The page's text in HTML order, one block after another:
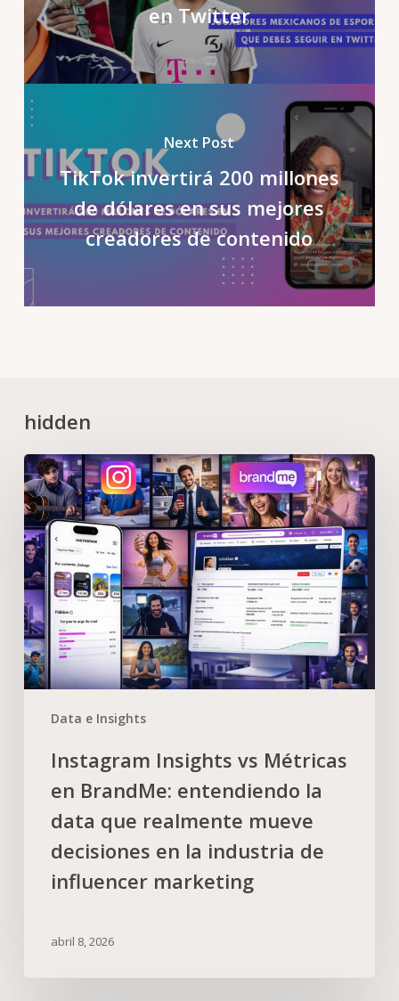
en Twitter
Next Post
TikTok invertirá 200 millones
de dólares en sus mejores
creadores de contenido
hidden
Data e Insights
Instagram Insights vs Métricas
en BrandMe: entendiendo la
data que realmente mueve
decisiones en la industria de
influencer marketing
abril 8, 2026